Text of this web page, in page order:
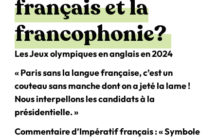
français et la
francophonie?
Les Jeux olympiques en anglais en 2024
« Paris sans la langue française, c’est un
couteau sans manche dont on a jeté la lame !
Nous interpellons les candidats à la
présidentielle. »
Commentaire d’Impératif français : « Symbole